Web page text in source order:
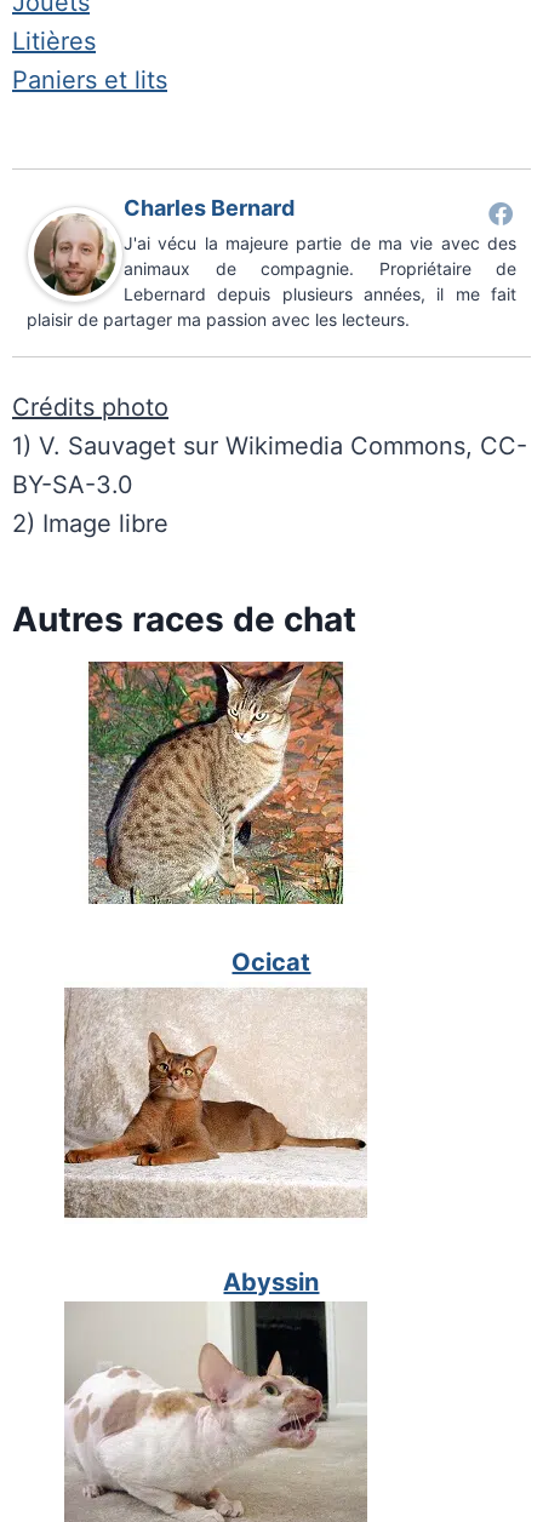
Litières
Paniers et lits
Charles Bernard
J'ai vécu la majeure partie de ma vie avec des
animaux de compagnie. Propriétaire de
Lebernard depuis plusieurs années, il me fait
plaisir de partager ma passion avec les lecteurs.
Crédits photo
1) V. Sauvaget sur Wikimedia Commons, CC-
BY-SA-3.0
2) Image libre
Autres races de chat
Ocicat
Abyssin